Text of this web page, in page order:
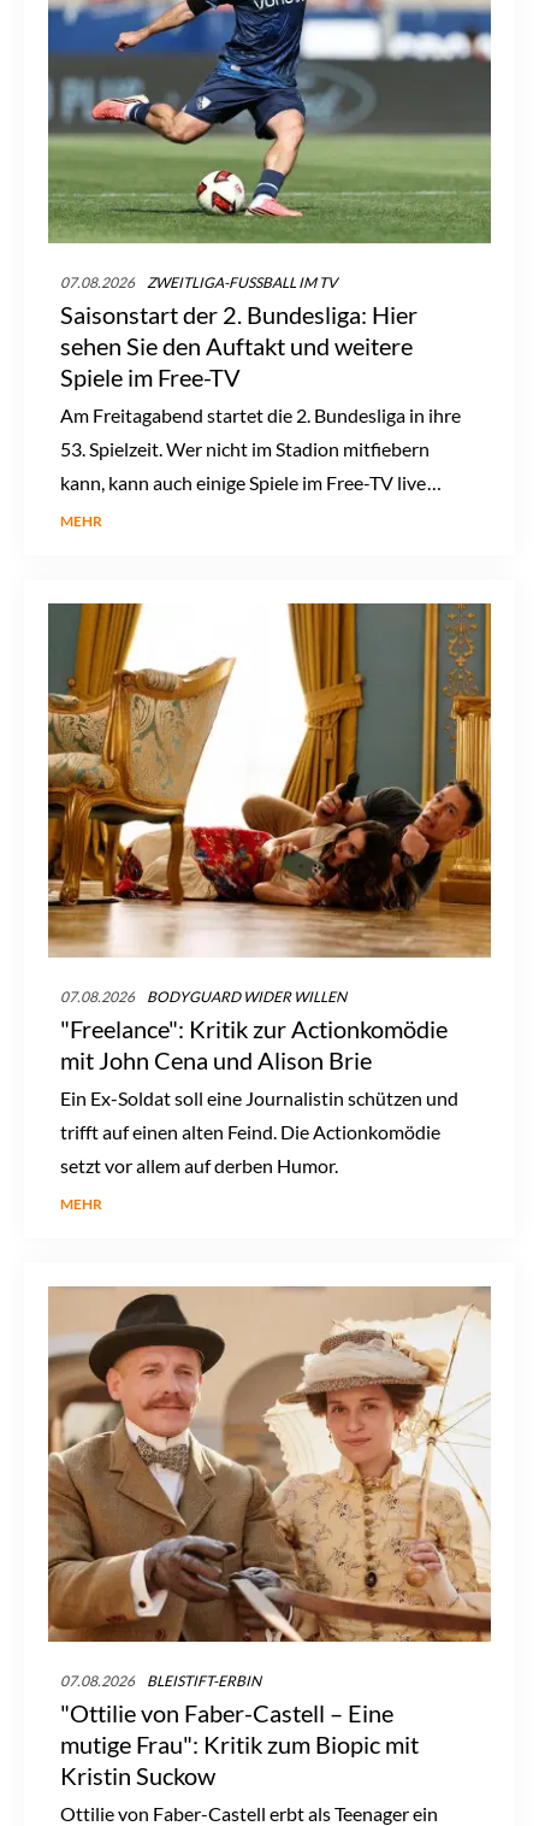
07.08.2026 ZWEITLIGA-FUSSBALL IM TV
Saisonstart der 2. Bundesliga: Hier
sehen Sie den Auftakt und weitere
Spiele im Free-TV
Am Freitagabend startet die 2. Bundesliga in ihre
53. Spielzeit. Wer nicht im Stadion mitfiebern
kann, kann auch einige Spiele im Free-TV live
verfolgen. Bei diesen TV-Sendern gibt es
MEHR
07.08.2026 BODYGUARD WIDER WILLEN
"Freelance": Kritik zur Actionkomödie
mit John Cena und Alison Brie
Ein Ex-Soldat soll eine Journalistin schützen und
trifft auf einen alten Feind. Die Actionkomödie
setzt vor allem auf derben Humor.
MEHR
07.08.2026 BLEISTIFT-ERBIN
"Ottilie von Faber-Castell – Eine
mutige Frau": Kritik zum Biopic mit
Kristin Suckow
Ottilie von Faber-Castell erbt als Teenager ein